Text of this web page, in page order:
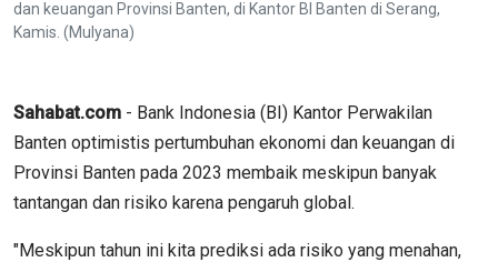
dan keuangan Provinsi Banten, di Kantor BI Banten di Serang,
Kamis. (Mulyana)
Sahabat.com - Bank Indonesia (BI) Kantor Perwakilan
Banten optimistis pertumbuhan ekonomi dan keuangan di
Provinsi Banten pada 2023 membaik meskipun banyak
tantangan dan risiko karena pengaruh global.
"Meskipun tahun ini kita prediksi ada risiko yang menahan,